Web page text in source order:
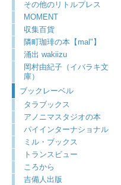
その他のリトルプレス
MOMENT
収集百貨
隣町珈琲の本【mal"】
涌出 wakiizu
岡村由紀子（イバラキ文
庫）
ブックレーベル
タラブックス
アノニマスタジオの本
パイインターナショナル
ミル・ブックス
トランスビュー
ころから
吉備人出版